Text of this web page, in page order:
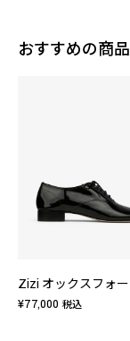
おすすめの商品
¥77,000 税込